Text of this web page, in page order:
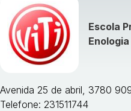
Escola
Avenida 25 de abril, 3780
Telefone: 231511744